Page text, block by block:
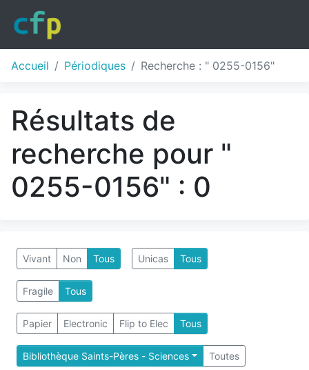
Accueil Périodiques Recherche : " 0255-0156"
Résultats de
recherche pour "
0255-0156" : 0
Vivant Non Tous Unicas Tous
Fragile Tous
Papier Electronic Flip to Elec Tous
Bibliothèque Saints-Pères - Sciences Toutes